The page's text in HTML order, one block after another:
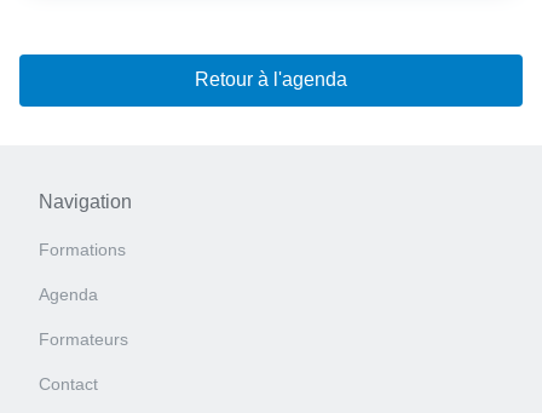
Retour à l'agenda
Navigation
Formations
Agenda
Formateurs
Contact